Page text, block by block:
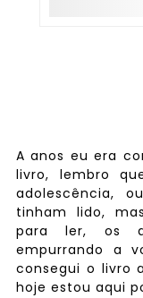
A anos eu era
livro, lembro
adolescência,
tinham lido,
para ler, os
empurrando a
consegui o livro
hoje estou aqui